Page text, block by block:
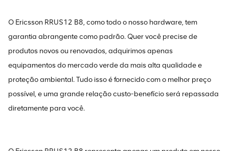
O Ericsson RRUS12 B8, como todo o nosso hardware, tem
garantia abrangente como padrão. Quer você precise de
produtos novos ou renovados, adquirimos apenas
equipamentos do mercado verde da mais alta qualidade e
proteção ambiental. Tudo isso é fornecido com o melhor preço
possível, e uma grande relação custo-benefício será repassada
diretamente para você.